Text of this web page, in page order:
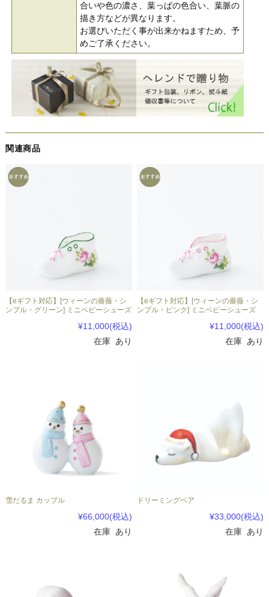
合いや色の濃さ、葉っぱの色合い、葉脈の
描き方などが異なります。
お選びいただく事が出来かねますため、予
めご了承ください。
関連商品
【eギフト対応】[ウィーンの薔薇・シ
ンプル・グリーン] ミニベビーシューズ
¥11,000(税込)
在庫 あり
【eギフト対応】[ウィーンの薔薇・シ
ンプル・ピンク] ミニベビーシューズ
¥11,000(税込)
在庫 あり
雪だるま カップル
¥66,000(税込)
在庫 あり
ドリーミングベア
¥33,000(税込)
在庫 あり